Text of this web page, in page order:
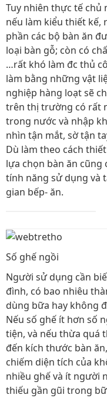
Tuy nhiên thực tế chủ
nếu làm kiểu thiết kế,
phần các bộ bàn ăn
loại bàn gỗ; còn có
…rất khó làm đc thủ
làm bằng những vật
nghiệp hàng loạt sẽ
trên thị trường có rất
trong nước và nhập
nhìn tận mắt, sờ tận
Dù làm theo cách
lựa chọn bàn ăn cũng
tính năng sử dụng và
gian bếp- ăn.
Số ghế ngồi
Người sử dụng cần
đình, có bao nhiêu
dùng bữa hay không
Nếu số ghế ít hơn số
tiện, và nếu thừa quá
đến kích thước bàn
chiếm diện tích của
nhiều ghế và ít người
thiếu gần gũi trong